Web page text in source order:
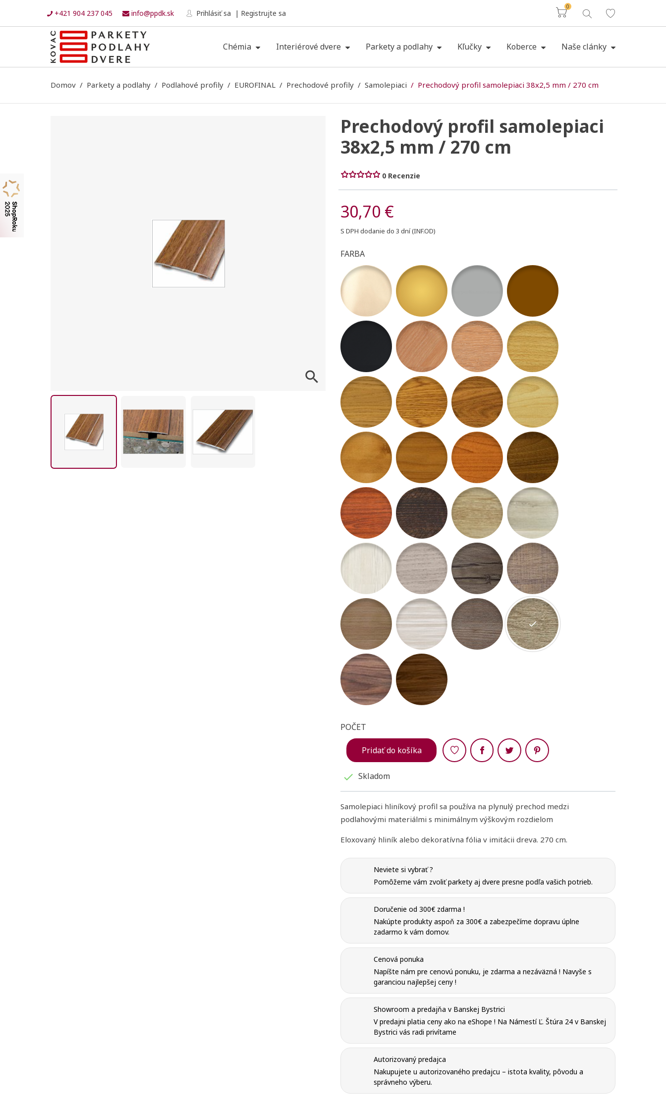
+421 904 237 045 info@ppdk.sk Prihlásiť sa Registrujte sa Košík
0
Chémia Interiérové dvere Parkety a podlahy Kľučky Koberce Naše clánky
Domov Parkety a podlahy Podlahové profily EUROFINAL Prechodové profily Samolepiaci Prechodový profil samolepiaci 38x2,5 mm / 270 cm

Prechodový profil samolepiaci
38x2,5 mm / 270 cm
0 Recenzie
30,70 €
S DPH dodanie do 3 dní (INF.OD)
FARBA
07 -Šampanský matný10 - Zlatý matný 11 - Strieborný matný12 - Bronzový matný
39 - Antracit Matte77 - Dub Nature 78 - Dub Stella 52 - buk sylvatica
54 - dub alba 55 - Dub robur 56 - Dub Asper 57 - Javor altus
58 - Jelša Domestica59 - Čerešňa Sakura60 - Čerešňa Rubra61 - Orech Regia
63 - Mahagón SAPELI64 - Wenge Laurentii65 - Dub Canum 66 - Orech Clarus
67 - Zebrano Cremo68 - Breza Siberia69 - Orech Prisca70 - Limba Bosco
71 - Dub Venus 72 - Brest Rufa 73 - Borovica Magnum74 - Jaseň BONA
75 - Orech Incanto76 - Orech Grando
POČET
Pridať do košíka
 Skladom
Zdieľaj
Samolepiaci hliníkový profil sa používa na plynulý prechod medzi
podlahovými materiálmi s minimálnym výškovým rozdielom
Eloxovaný hliník alebo dekoratívna fólia v imitácii dreva. 270 cm.
Neviete si vybrať ?
Pomôžeme vám zvoliť parkety aj dvere presne podľa vašich potrieb.
Doručenie od 300€ zdarma !
Nakúpte produkty aspoň za 300€ a zabezpečíme dopravu úplne
zadarmo k vám domov.
Cenová ponuka
Napíšte nám pre cenovú ponuku, je zdarma a nezáväzná ! Navyše s
garanciou najlepšej ceny !
Showroom a predajňa v Banskej Bystrici
V predajni platia ceny ako na eShope ! Na Námestí Ľ. Štúra 24 v Banskej
Bystrici vás radi privítame
Autorizovaný predajca
Nakupujete u autorizovaného predajcu – istota kvality, pôvodu a
správneho výberu.
Na vytvorenie zoznamu želaných produktov je potrebné prihlásiť sa.